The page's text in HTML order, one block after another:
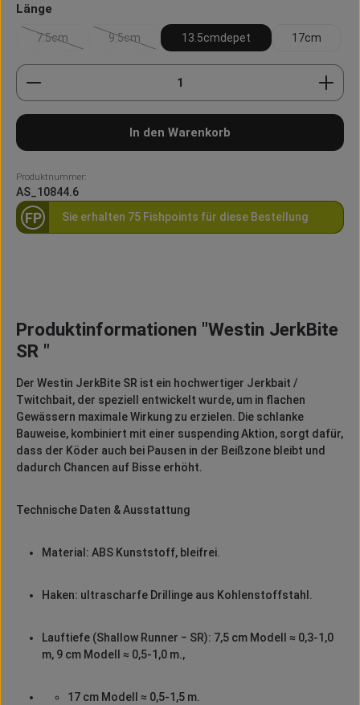
Länge
7.5cm
(Diese Option ist zurzeit nicht verfügbar.)
9.5cm
(Diese Option ist zurzeit nicht verfügbar.)
13.5cmdepet 17cm
Produkt Anzahl: Gib den gewünschten Wert ein
In den Warenkorb
Produktnummer:
AS_10844.6
FP Sie erhalten 75 Fishpoints für diese Bestellung
Produktinformationen "Westin JerkBite
SR "
Der Westin JerkBite SR ist ein hochwertiger Jerkbait /
Twitchbait, der speziell entwickelt wurde, um in flachen
Gewässern maximale Wirkung zu erzielen. Die schlanke
Bauweise, kombiniert mit einer suspending Aktion, sorgt dafür,
dass der Köder auch bei Pausen in der Beißzone bleibt und
dadurch Chancen auf Bisse erhöht.
Technische Daten & Ausstattung
Material: ABS Kunststoff, bleifrei.
Haken: ultrascharfe Drillinge aus Kohlenstoffstahl.
Lauftiefe (Shallow Runner ‒ SR): 7,5 cm Modell ≈ 0,3-1,0
m, 9 cm Modell ≈ 0,5-1,0 m.,
17 cm Modell ≈ 0,5-1,5 m.